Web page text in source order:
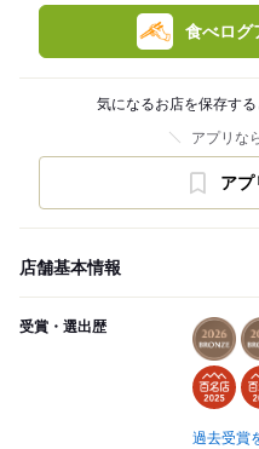
食べログ
気になるお店を保存する
アプリな
アプ
店舗基本情報
受賞・選出歴
過去受賞